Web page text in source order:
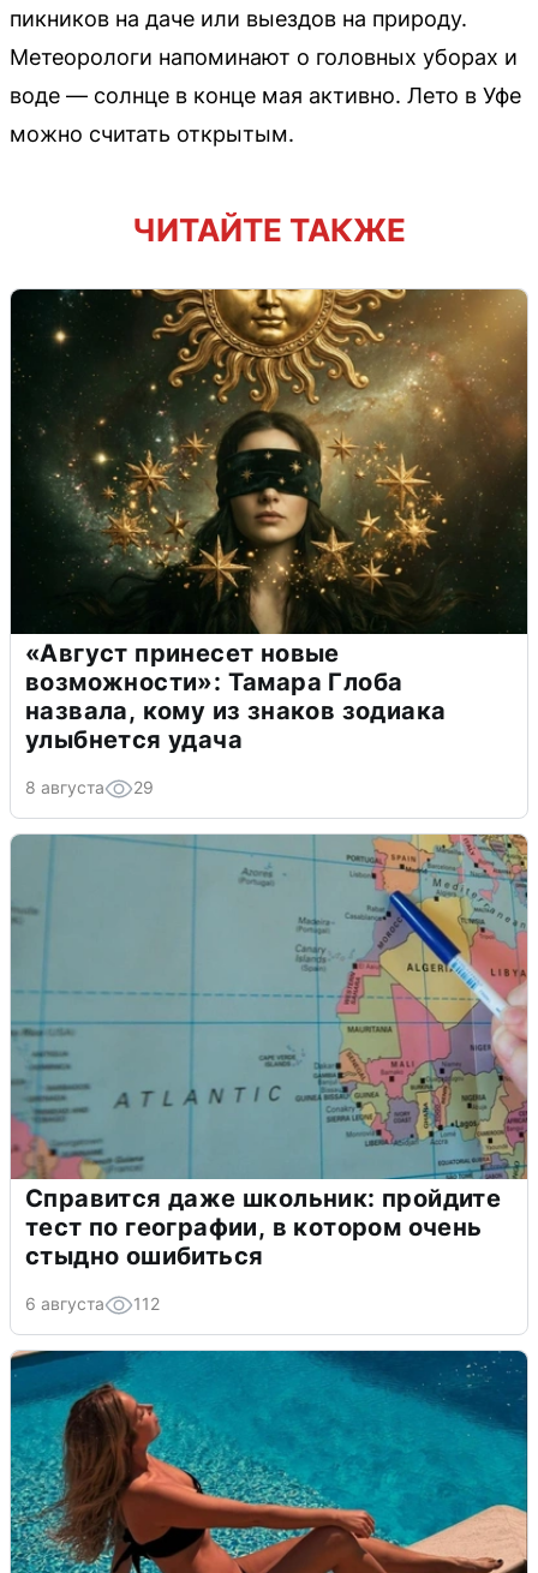
пикников на даче или выездов на природу.
Метеорологи напоминают о головных уборах и
воде — солнце в конце мая активно. Лето в Уфе
можно считать открытым.
ЧИТАЙТЕ ТАКЖЕ
«Август принесет новые
возможности»: Тамара Глоба
назвала, кому из знаков зодиака
улыбнется удача
8 августа 29
Справится даже школьник: пройдите
тест по географии, в котором очень
стыдно ошибиться
6 августа 112